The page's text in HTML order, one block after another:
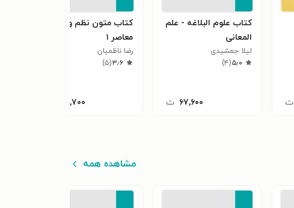
ت
کتاب علوم البلاغه - علم
المعانی
لیلا جمشیدی
۵٫۰(۴)
۶۷,۶۰۰ ت
کتاب متون نظم و نثر
معاصر ۱
رضا ناظمیان
۳٫۶(۵)
۶۳,۷۰۰
مشاهده همه